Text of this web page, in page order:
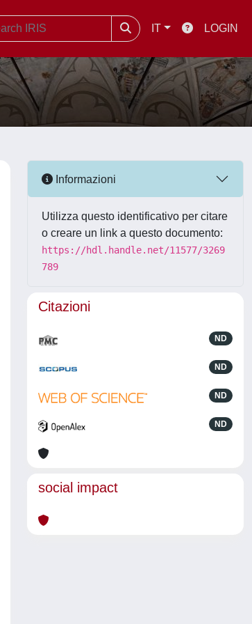
IT LOGIN
Informazioni
Utilizza questo identificativo per citare
o creare un link a questo documento:
https://hdl.handle.net/11577/3269
789
Citazioni
ND
ND
ND
ND
social impact